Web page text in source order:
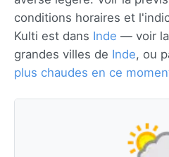
conditions horaires et
Kulti est dans Inde — voir
grandes villes de Inde, ou
plus chaudes en ce